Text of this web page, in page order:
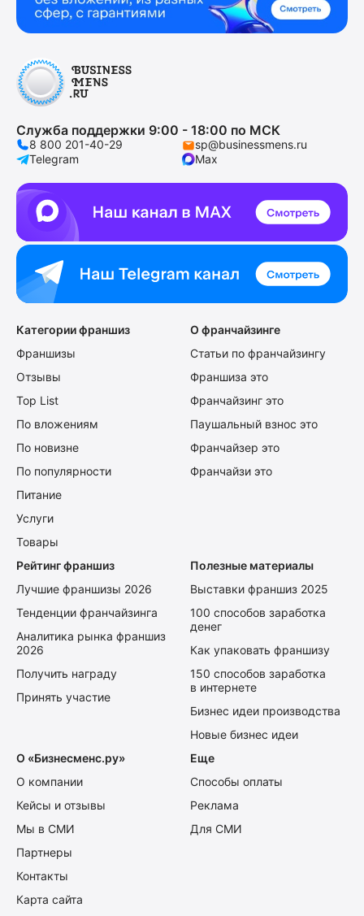
Служба поддержки 9:00 - 18:00 по МСК
8 800 201-40-29
sp@businessmens.ru
Telegram
Max
Категории франшиз
Франшизы
Отзывы
Top List
По вложениям
По новизне
По популярности
Питание
Услуги
Товары
О франчайзинге
Статьи по франчайзингу
Франшиза это
Франчайзинг это
Паушальный взнос это
Франчайзер это
Франчайзи это
Рейтинг франшиз
Лучшие франшизы 2026
Тенденции франчайзинга
Аналитика рынка франшиз
2026
Получить награду
Принять участие
Полезные материалы
Выставки франшиз 2025
100 способов заработка
денег
Как упаковать франшизу
150 способов заработка
в интернете
Бизнес идеи производства
Новые бизнес идеи
О «Бизнесменс.ру»
О компании
Кейсы и отзывы
Мы в СМИ
Партнеры
Контакты
Карта сайта
Еще
Способы оплаты
Реклама
Для СМИ